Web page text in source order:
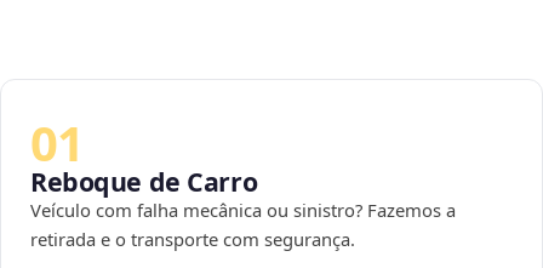
01
Reboque de Carro
Veículo com falha mecânica ou sinistro? Fazemos a
retirada e o transporte com segurança.